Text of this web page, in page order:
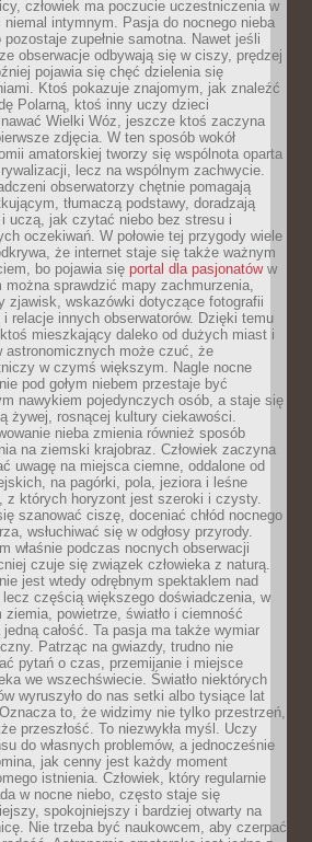
człowiek ma poczucie uczestniczenia w
niemal intymnym. Pasja do nocnego nieba
pozostaje zupełnie samotna. Nawet jeśli
obserwacje odbywają się w ciszy, prędzej
pojawia się chęć dzielenia się
Ktoś pokazuje znajomym, jak znaleźć
Polarną, ktoś inny uczy dzieci
Wielki Wóz, jeszcze ktoś zaczyna
zdjęcia. W ten sposób wokół
amatorskiej tworzy się wspólnota oparta
lecz na wspólnym zachwycie.
obserwatorzy chętnie pomagają
tłumaczą podstawy, doradzają
uczą, jak czytać niebo bez stresu i
oczekiwań. W połowie tej przygody wiele
że internet staje się także ważnym
bo pojawia się portal dla pasjonatóww
można sprawdzić mapy zachmurzenia,
zjawisk, wskazówki dotyczące fotografii
i relacje innych obserwatorów. Dzięki temu
mieszkający daleko od dużych miast i
astronomicznych może czuć, że
w czymś większym. Nagle nocne
pod gołym niebem przestaje być
nawykiem pojedynczych osób, a staje się
żywej, rosnącej kultury ciekawości.
nieba zmienia również sposób
na ziemski krajobraz. Człowiek zaczyna
uwagę na miejsca ciemne, oddalone od
na pagórki, pola, jeziora i leśne
z których horyzont jest szeroki i czysty.
szanować ciszę, doceniać chłód nocnego
wsłuchiwać się w odgłosy przyrody.
właśnie podczas nocnych obserwacji
czuje się związek człowieka z naturą.
jest wtedy odrębnym spektaklem nad
lecz częścią większego doświadczenia, w
ziemia, powietrze, światło i ciemność
jedną całość. Ta pasja ma także wymiar
Patrząc na gwiazdy, trudno nie
pytań o czas, przemijanie i miejsce
we wszechświecie. Światło niektórych
wyruszyło do nas setki albo tysiące lat
to, że widzimy nie tylko przestrzeń,
przeszłość. To niezwykła myśl. Uczy
do własnych problemów, a jednocześnie
jak cenny jest każdy moment
istnienia. Człowiek, który regularnie
w nocne niebo, często staje się
spokojniejszy i bardziej otwarty na
Nie trzeba być naukowcem, aby czerpać